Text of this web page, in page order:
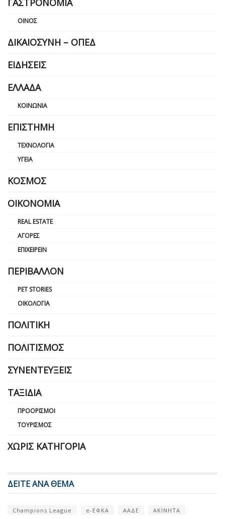
ΟΊΝΟΣ
ΔΙΚΑΙΟΣΎΝΗ – ΟΠΕΔ
ΕΙΔΉΣΕΙΣ
ΕΛΛΆΔΑ
ΚΟΙΝΩΝΊΑ
ΕΠΙΣΤΉΜΗ
ΤΕΧΝΟΛΟΓΊΑ
ΥΓΕΊΑ
ΚΌΣΜΟΣ
ΟΙΚΟΝΟΜΊΑ
REAL ESTATE
ΑΓΟΡΈΣ
ΕΠΙΧΕΙΡΕΊΝ
ΠΕΡΙΒΆΛΛΟΝ
PET STORIES
ΟΙΚΟΛΟΓΊΑ
ΠΟΛΙΤΙΚΉ
ΠΟΛΙΤΙΣΜΌΣ
ΣΥΝΕΝΤΕΎΞΕΙΣ
ΤΑΞΊΔΙΑ
ΠΡΟΟΡΙΣΜΟΊ
ΤΟΥΡΙΣΜΌΣ
ΧΩΡΊΣ ΚΑΤΗΓΟΡΊΑ
ΔΕΙΤΕ ΑΝΑ ΘΕΜΑ
Champions League e-ΕΦΚΑ ΑΑΔΕ
ΑΚΙΝΗΤΑ